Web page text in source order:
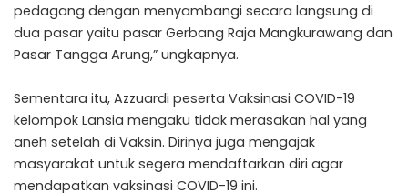
pedagang dengan menyambangi secara langsung di
dua pasar yaitu pasar Gerbang Raja Mangkurawang dan
Pasar Tangga Arung,” ungkapnya.
Sementara itu, Azzuardi peserta Vaksinasi COVID-19
kelompok Lansia mengaku tidak merasakan hal yang
aneh setelah di Vaksin. Dirinya juga mengajak
masyarakat untuk segera mendaftarkan diri agar
mendapatkan vaksinasi COVID-19 ini.